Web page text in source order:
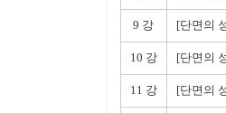
9 강 [단면의
10 강 [단면의
11 강 [단면의